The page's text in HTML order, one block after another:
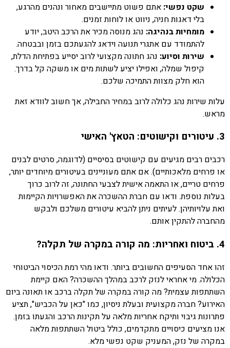
שקט נפשי: אתם פשוט מתיישבים מאחור ונהנים מהרגע,
בלי דאגות חניה, ניווט או לוחות זמנים.
מומחיות בנהיגה: נהג מנוסה מכיר את הרכב היטב, יודע
להתמודד עם אתגרי תנועה וידאג להגעתכם בזמן ובבטחה.
שירות וסיוע: נהג חתונה מקצועי לרוב יסייע בפתיחת הדלת,
קיפול שמלה, ואפילו יציע לשתות מים או משקה קל בדרך.
הוא חלק מצוות התמיכה שלכם.
עלות שירות נהג כלולה לרוב במחיר החבילה, אך חשוב לוודא זאת
מראש.
3. עיטורים וקישוטים: הטאץ' האישי
רכבים רבים מגיעים עם קישוטים בסיסיים (לדוגמה, סרטים לבנים
או פרחים מלאכותיים). אם אתם מעוניינים בעיטורים מיוחדים יותר,
פרחים טריים, או התאמה אישית לצבעי החתונה, זה לרוב כרוך
בעלות נוספת. ודאו עם חברת ההשכרה את האפשרויות הקיימות
ואת עלויותיהן. לעיתים ניתן להביא עיטורים משלכם ולבקש
מהחברה להתקין אותם.
4. ביטוח ואחריות: מה קורה במקרה של תקלה?
זהו אחד הסעיפים החשובים ביותר. ודאו מהי רמת הכיסוי הביטוחי
הכלולה. מי אחראי לנזק לרכב במהלך ההשכרה? האם קיימת
השתתפות עצמית? מה קורה במקרה של תקלה ברכב או תאונה ביום
האירוע? חברה מקצועית ובעלת ניסיון, כמו "כאן על הכביש", תציע
פתרונות גיבוי ותיקח אחריות מלאה על תקינות הרכב והגעתו בזמן.
אנו מציעים כיסויים מתקדמים, כולל ביטול השתתפות מלאה
במקרה של נזק, המעניק שקט נפשי מלא.